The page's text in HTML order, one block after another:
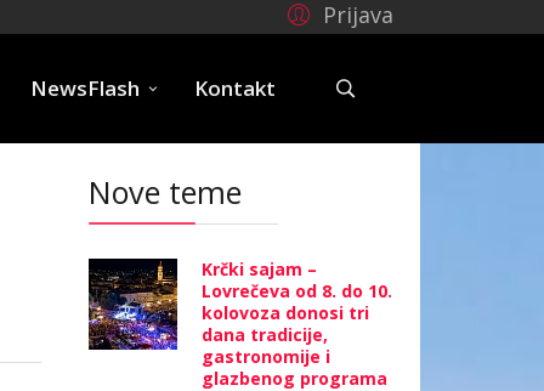
Prijava
NewsFlash Kontakt
Nove teme
Krčki sajam –
Lovrečeva od 8. do 10.
kolovoza donosi tri
dana tradicije,
gastronomije i
glazbenog programa